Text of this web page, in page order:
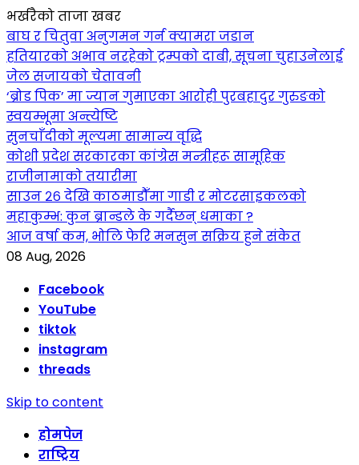
भर्खरैको ताजा खबर
बाघ र चितुवा अनुगमन गर्न क्यामरा जडान
हतियारको अभाव नरहेको ट्रम्पको दाबी, सूचना चुहाउनेलाई
जेल सजायको चेतावनी
‘ब्रोड पिक’ मा ज्यान गुमाएका आराेही पुरबहादुर गुरुङको
स्वयम्भूमा अन्त्येष्टि
सुनचाँदीको मूल्यमा सामान्य वृद्धि
कोशी प्रदेश सरकारका कांग्रेस मन्त्रीहरू सामूहिक
राजीनामाको तयारीमा
साउन २६ देखि काठमाडौँमा गाडी र मोटरसाइकलको
महाकुम्भ: कुन ब्रान्डले के गर्दैछन् धमाका ?
आज वर्षा कम, भोलि फेरि मनसुन सक्रिय हुने संकेत
08 Aug, 2026
Facebook
YouTube
tiktok
instagram
threads
Skip to content
होमपेज
राष्ट्रिय